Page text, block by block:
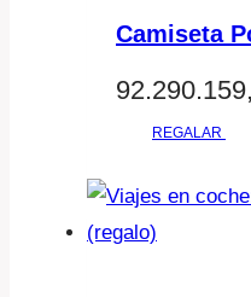
Camiseta
REGALAR